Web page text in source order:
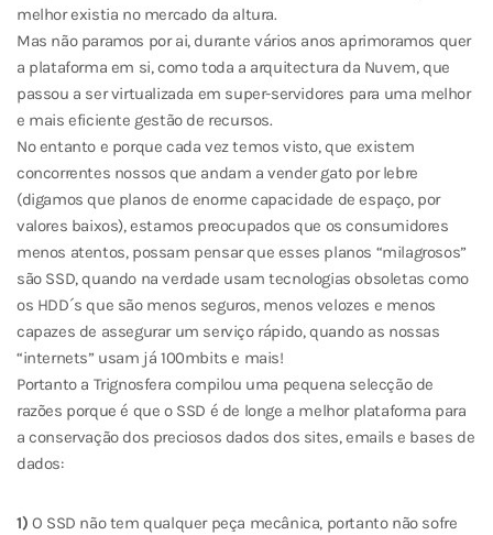
melhor existia no mercado da altura.
Mas não paramos por ai, durante vários anos aprimoramos quer
a plataforma em si, como toda a arquitectura da Nuvem, que
passou a ser virtualizada em super-servidores para uma melhor
e mais eficiente gestão de recursos.
No entanto e porque cada vez temos visto, que existem
concorrentes nossos que andam a vender gato por lebre
(digamos que planos de enorme capacidade de espaço, por
valores baixos), estamos preocupados que os consumidores
menos atentos, possam pensar que esses planos “milagrosos”
são SSD, quando na verdade usam tecnologias obsoletas como
os HDD´s que são menos seguros, menos velozes e menos
capazes de assegurar um serviço rápido, quando as nossas
“internets” usam já 100mbits e mais!
Portanto a Trignosfera compilou uma pequena selecção de
razões porque é que o SSD é de longe a melhor plataforma para
a conservação dos preciosos dados dos sites, emails e bases de
dados:
1) O SSD não tem qualquer peça mecânica, portanto não sofre